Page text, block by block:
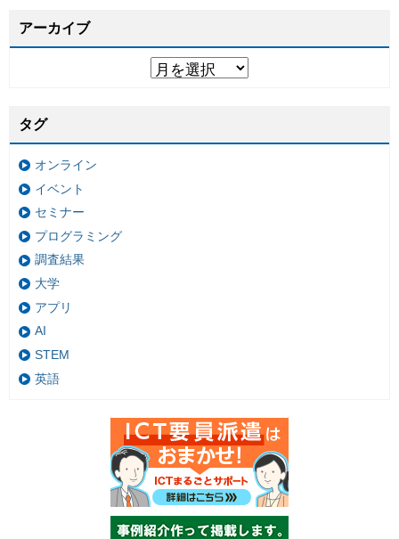
アーカイブ
タグ
オンライン
イベント
セミナー
プログラミング
調査結果
大学
アプリ
AI
STEM
英語